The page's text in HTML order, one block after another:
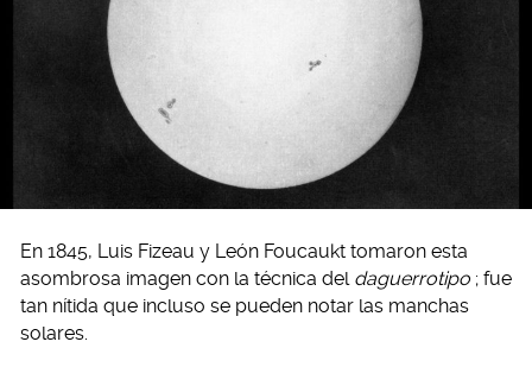
En 1845, Luis Fizeau y León Foucaukt tomaron esta
asombrosa imagen con la técnica del daguerrotipo ; fue
tan nítida que incluso se pueden notar las manchas
solares.